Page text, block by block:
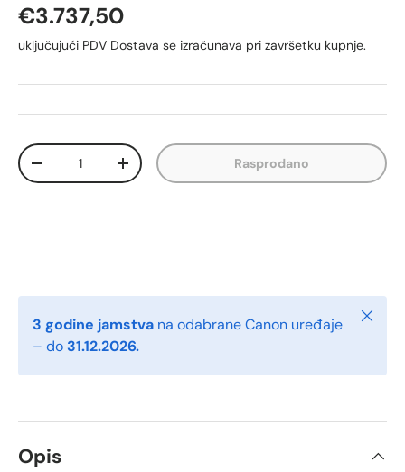
Redovna cijena
€3.737,50
uključujući PDV Dostava se izračunava pri završetku kupnje.
Količina
Smanji količinuPovećaj količinu Rasprodano
3 godine jamstva na odabrane Canon uređaje
– do 31.12.2026.
Zatvori
Opis